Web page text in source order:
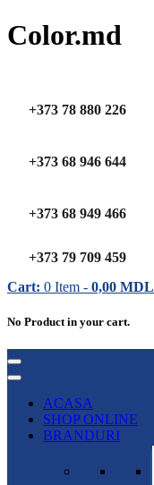
Color.md
+373 78 880 226
+373 68 946 644
+373 68 949 466
+373 79 709 459
Cart: 0 Item - 0,00 MDL
No Product in your cart.
ACASA
SHOP ONLINE
BRANDURI